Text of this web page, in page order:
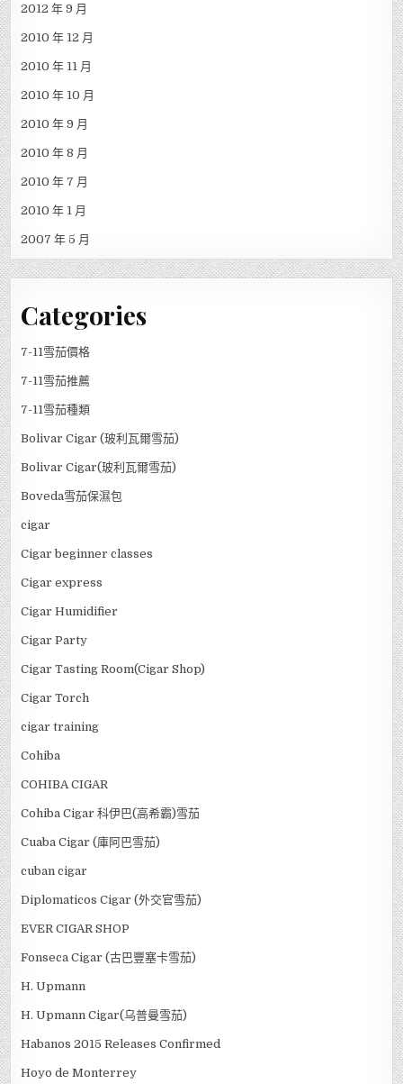
2012 年 9 月
2010 年 12 月
2010 年 11 月
2010 年 10 月
2010 年 9 月
2010 年 8 月
2010 年 7 月
2010 年 1 月
2007 年 5 月
Categories
7-11雪茄價格
7-11雪茄推薦
7-11雪茄種類
Bolivar Cigar (玻利瓦爾雪茄)
Bolivar Cigar(玻利瓦爾雪茄)
Boveda雪茄保濕包
cigar
Cigar beginner classes
Cigar express
Cigar Humidifier
Cigar Party
Cigar Tasting Room(Cigar Shop)
Cigar Torch
cigar training
Cohiba
COHIBA CIGAR
Cohiba Cigar 科伊巴(高希霸)雪茄
Cuaba Cigar (庫阿巴雪茄)
cuban cigar
Diplomaticos Cigar (外交官雪茄)
EVER CIGAR SHOP
Fonseca Cigar (古巴豐塞卡雪茄)
H. Upmann
H. Upmann Cigar(乌普曼雪茄)
Habanos 2015 Releases Confirmed
Hoyo de Monterrey